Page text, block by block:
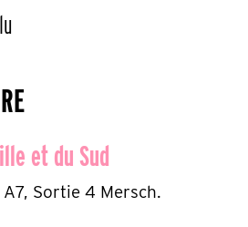
et du Sud
Sortie 4 Mersch.